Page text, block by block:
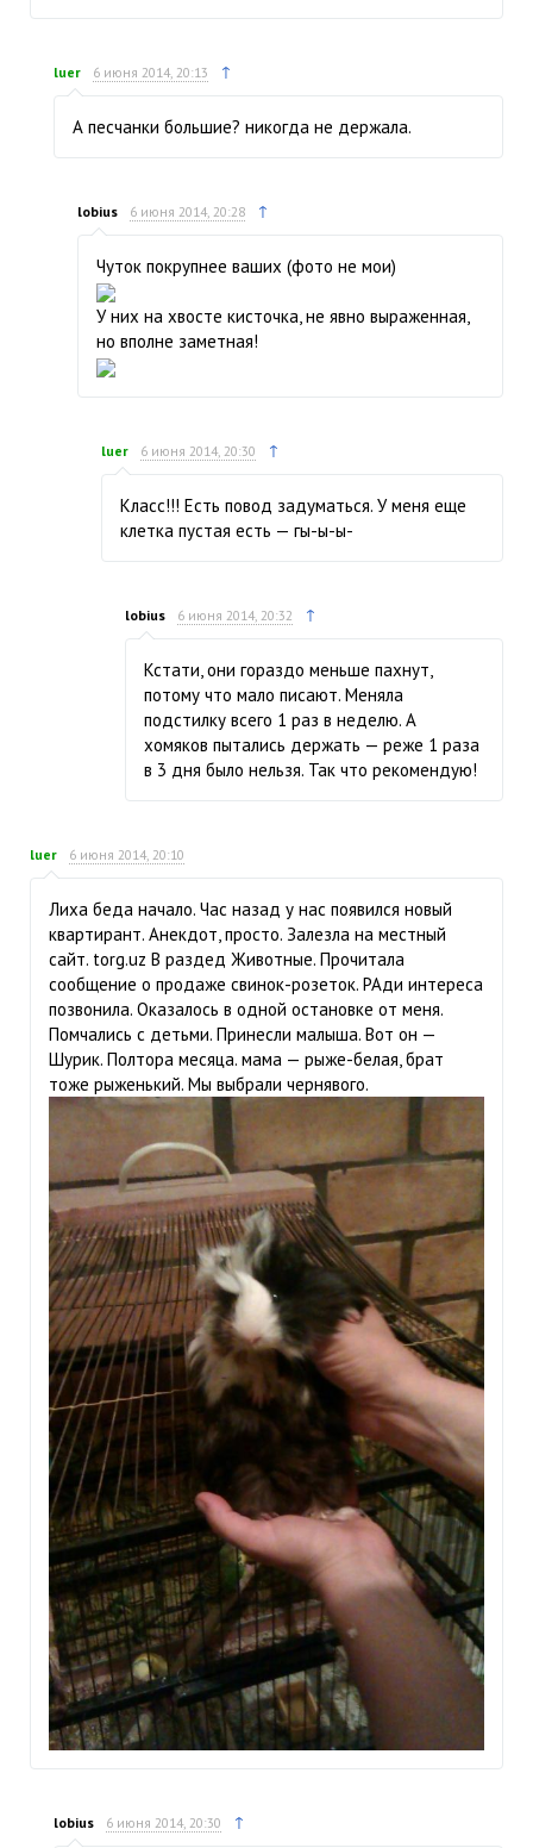
luer 6 июня 2014, 20:13 ↑
А песчанки большие? никогда не держала.
lobius 6 июня 2014, 20:28 ↑
Чуток покрупнее ваших (фото не мои)
У них на хвосте кисточка, не явно выраженная,
но вполне заметная!
luer 6 июня 2014, 20:30 ↑
Класс!!! Есть повод задуматься. У меня еще
клетка пустая есть — гы-ы-ы-
lobius 6 июня 2014, 20:32 ↑
Кстати, они гораздо меньше пахнут,
потому что мало писают. Меняла
подстилку всего 1 раз в неделю. А
хомяков пытались держать — реже 1 раза
в 3 дня было нельзя. Так что рекомендую!
luer 6 июня 2014, 20:10
Лиха беда начало. Час назад у нас появился новый
квартирант. Анекдот, просто. Залезла на местный
сайт. torg.uz В раздед Животные. Прочитала
сообщение о продаже свинок-розеток. РАди интереса
позвонила. Оказалось в одной остановке от меня.
Помчались с детьми. Принесли малыша. Вот он —
Шурик. Полтора месяца. мама — рыже-белая, брат
тоже рыженький. Мы выбрали чернявого.
lobius 6 июня 2014, 20:30 ↑